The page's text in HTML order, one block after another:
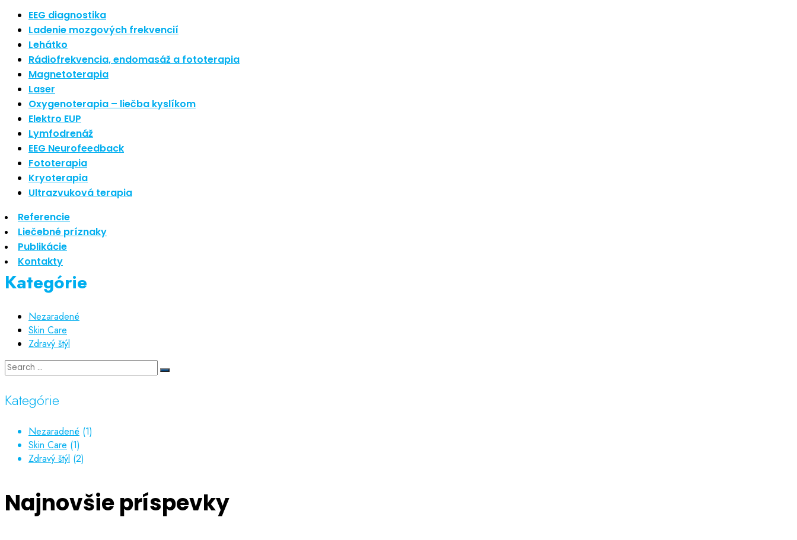
EEG diagnostika
Ladenie mozgových frekvencií
Lehátko
Rádiofrekvencia, endomasáž a fototerapia
Magnetoterapia
Laser
Oxygenoterapia – liečba kyslíkom
Elektro EUP
Lymfodrenáž
EEG Neurofeedback
Fototerapia
Kryoterapia
Ultrazvuková terapia
Referencie
Liečebné príznaky
Publikácie
Kontakty
Najnovšie články
Nové polarizované svetlo
So psoriázou netreba žiť
Rozšírenie služieb
Hudba a vývoj mozgu
Najnovšie komentáre
Žiadne komentáre na zobrazenie.
Archív
september 2021
apríl 2021
august 2020
Kategórie
Nezaradené
Skin Care
Zdravý štýl
Kategórie
Nezaradené (1)
Skin Care (1)
Zdravý štýl (2)
Najnovšie príspevky